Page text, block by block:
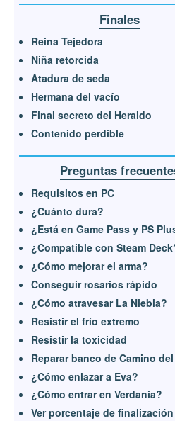
Finales
Reina Tejedora
Niña retorcida
Atadura de seda
Hermana del vacío
Final secreto del Heraldo
Contenido perdible
Preguntas
Requisitos en PC
¿Cuánto dura?
¿Está en Game Pass y PS
¿Compatible con Steam
¿Cómo mejorar el arma?
Conseguir rosarios rápido
¿Cómo atravesar La Niebla?
Resistir el frío extremo
Resistir la toxicidad
Reparar banco de Camino
¿Cómo enlazar a Eva?
¿Cómo entrar en Verdania?
Ver porcentaje de finalización